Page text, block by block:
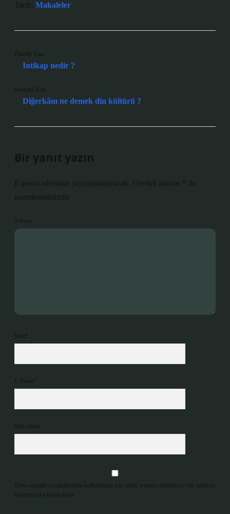
Tarih: Makaleler
Önceki Yazı
Intikap nedir ?
Sonraki Yazı
Diğerkâm ne demek din kültürü ?
Bir yanıt yazın
E-posta adresiniz yayınlanmayacak. Gerekli alanlar
ile
işaretlenmişlerdir
Yorum
İsim*
E-Posta*
Web Sitesi
Daha sonraki yorumlarımda kullanılması için adım, e-posta adresim ve site adresim
bu tarayıcıya kaydedilsin.